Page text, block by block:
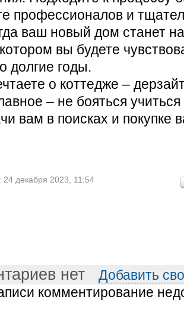
профессионалов и
ваш новый дом станет
вы будете
долгие годы.
о коттедже –
– не бояться
вам в поисках и покупке
24 декабря 2023, 11:54
нет
Добавить
комментирование